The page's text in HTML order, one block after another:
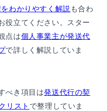
わかりやすく解説 も合わ
役立てください。スター
点は個人事業主が発送代
で詳しく解説していま
べき項目は発送代行の契
リスト で整理していま